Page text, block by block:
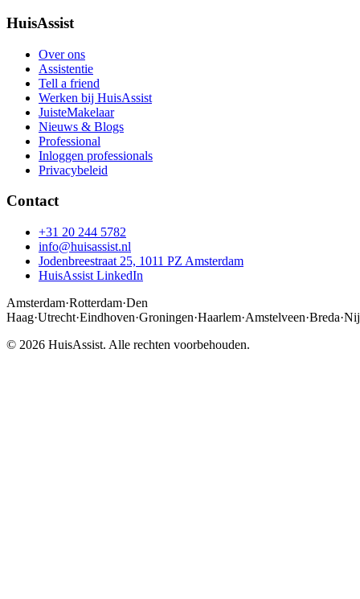
HuisAssist
Over ons
Assistentie
Tell a friend
Werken bij HuisAssist
JuisteMakelaar
Nieuws & Blogs
Professional
Inloggen professionals
Privacybeleid
Contact
+31 20 244 5782
info@huisassist.nl
Jodenbreestraat 25, 1011 PZ Amsterdam
HuisAssist LinkedIn
Amsterdam·Rotterdam·Den
Haag·Utrecht·Eindhoven·Groningen·Haarlem·Amstelveen·Breda·
© 2026 HuisAssist. Alle rechten voorbehouden.